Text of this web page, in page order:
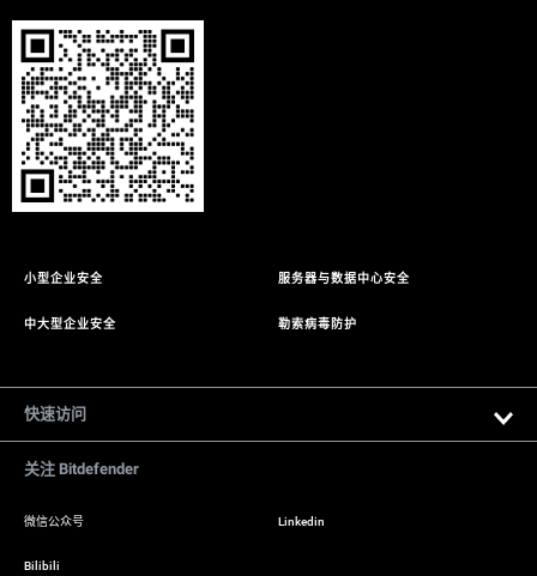
小型企业安全
中大型企业安全
服务器与数据中心安全
勒索病毒防护
快速访问
Bitdefender 软件下载
关注 Bitdefender
微信公众号
Bilibili
Linkedin